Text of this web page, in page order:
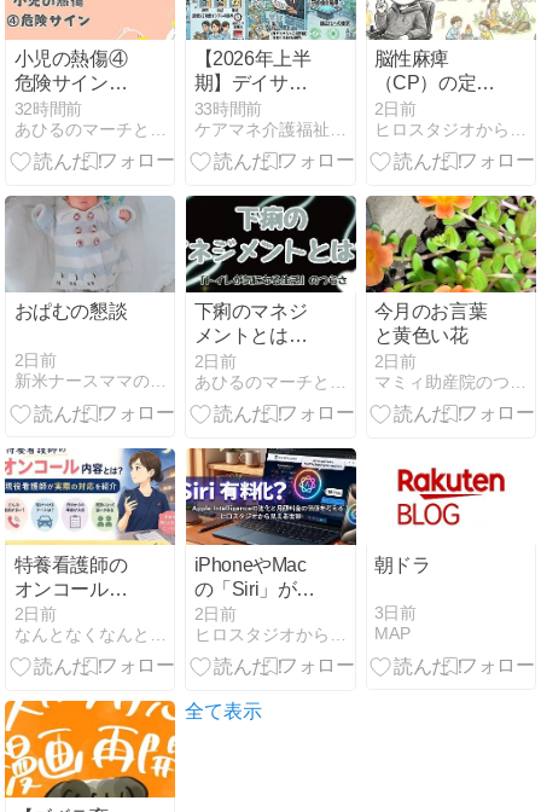
小児の熱傷④
危険サイン｜
今日の1問（4
択）
32時間前
【2026年上半
期】デイサー
ビス倒産が過
去最多を更
新！売上不振
レの限界｜訪
問介護の「5
年ぶり減少」
の裏に潜む淘
汰の一巡とサ
バイバルへの
境界線
33時間前
脳性麻痺
（CP）の定義
とは？当事者
ヒロヤスがわ
かりやすく解
感を語る
2日前
おぱむの懇談
2日前
新米ナースママの子育て日記
下痢のマネジ
メントとは？
｜「トイレが
気になる生
活」のつらさ
2日前
あひるのマーチと感情のゴミ箱
今月のお言葉
と黄色い花
2日前
マミィ助産院のつれづれ日記
特養看護師の
オンコール内
容とは？現役
看護師が実際
の対応を紹介
2日前
なんとなくなんとかなるナース
iPhoneやMac
の「Siri」が有
料化するか
も？機能の進
化と月額料金
る
2日前
ヒロスタジオから見える世界
朝ドラ
3日前
MAP
全て表示